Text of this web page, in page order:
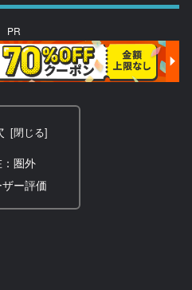
PR
圏外
ー評価